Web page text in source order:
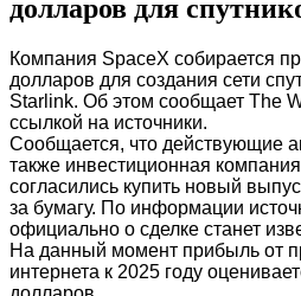
долларов для
Компания SpaceX собирается
долларов для создания сети
Starlink. Об этом сообщает The
ссылкой на источники.
Сообщается, что действующие
также инвестиционная
согласились купить новый
за бумагу. По информации
официально о сделке станет
На данный момент прибыль от
интернета к 2025 году